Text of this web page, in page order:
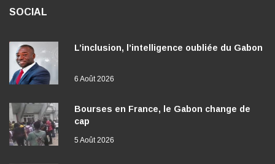
SOCIAL
L’inclusion, l’intelligence oubliée du Gabon
6 Août 2026
Bourses en France, le Gabon change de
cap
5 Août 2026